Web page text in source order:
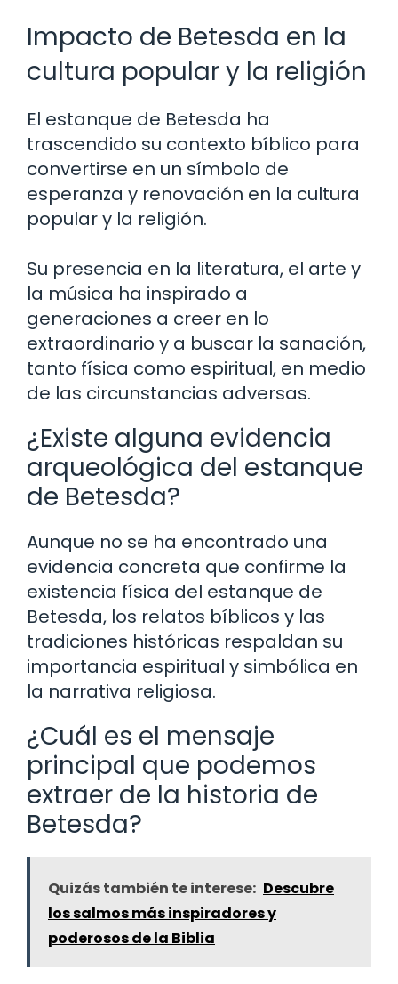
Impacto de Betesda en la
cultura popular y la religión
El estanque de Betesda ha
trascendido su contexto bíblico para
convertirse en un símbolo de
esperanza y renovación en la cultura
popular y la religión.
Su presencia en la literatura, el arte y
la música ha inspirado a
generaciones a creer en lo
extraordinario y a buscar la sanación,
tanto física como espiritual, en medio
de las circunstancias adversas.
¿Existe alguna evidencia
arqueológica del estanque
de Betesda?
Aunque no se ha encontrado una
evidencia concreta que confirme la
existencia física del estanque de
Betesda, los relatos bíblicos y las
tradiciones históricas respaldan su
importancia espiritual y simbólica en
la narrativa religiosa.
¿Cuál es el mensaje
principal que podemos
extraer de la historia de
Betesda?
Quizás también te interese: Descubre
los salmos más inspiradores y
poderosos de la Biblia